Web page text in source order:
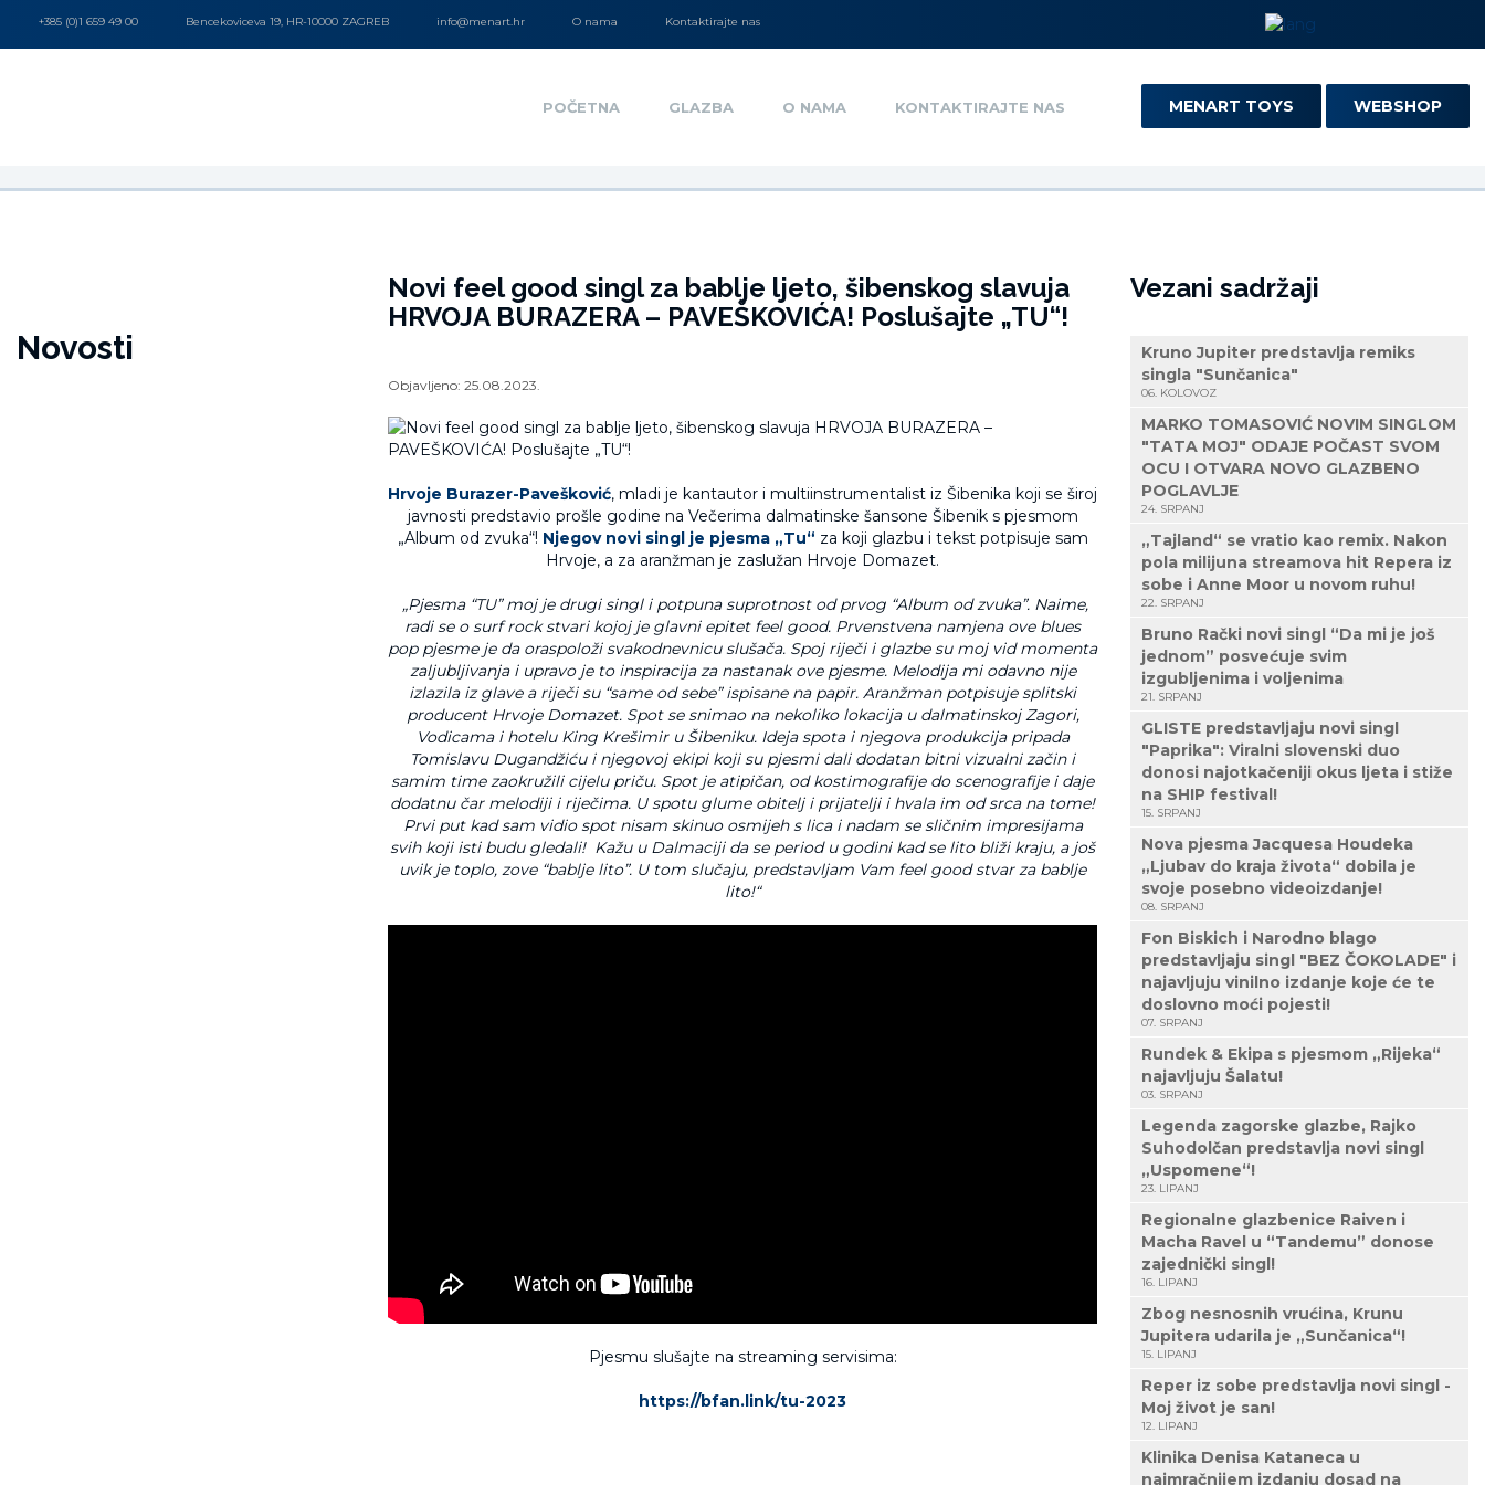
+385 (0)1 659 49 00 Bencekoviceva 19, HR-10000 ZAGREB info@menart.hr O nama Kontaktirajte nas
POČETNA GLAZBA O NAMA KONTAKTIRAJTE NAS MENART TOYS WEBSHOP
Novosti
Novi feel good singl za bablje ljeto, šibenskog slavuja
HRVOJA BURAZERA – PAVEŠKOVIĆA! Poslušajte „TU“!
Objavljeno: 25.08.2023.
Hrvoje Burazer-Pavešković, mladi je kantautor i multiinstrumentalist iz Šibenika koji se široj
javnosti predstavio prošle godine na Večerima dalmatinske šansone Šibenik s pjesmom
„Album od zvuka“! Njegov novi singl je pjesma „Tu“ za koji glazbu i tekst potpisuje sam
Hrvoje, a za aranžman je zaslužan Hrvoje Domazet.
„Pjesma “TU” moj je drugi singl i potpuna suprotnost od prvog “Album od zvuka”. Naime,
radi se o surf rock stvari kojoj je glavni epitet feel good. Prvenstvena namjena ove blues
pop pjesme je da oraspoloži svakodnevnicu slušača. Spoj riječi i glazbe su moj vid momenta
zaljubljivanja i upravo je to inspiracija za nastanak ove pjesme. Melodija mi odavno nije
izlazila iz glave a riječi su “same od sebe” ispisane na papir. Aranžman potpisuje splitski
producent Hrvoje Domazet. Spot se snimao na nekoliko lokacija u dalmatinskoj Zagori,
Vodicama i hotelu King Krešimir u Šibeniku. Ideja spota i njegova produkcija pripada
Tomislavu Dugandžiću i njegovoj ekipi koji su pjesmi dali dodatan bitni vizualni začin i
samim time zaokružili cijelu priču. Spot je atipičan, od kostimografije do scenografije i daje
dodatnu čar melodiji i riječima. U spotu glume obitelj i prijatelji i hvala im od srca na tome!
Prvi put kad sam vidio spot nisam skinuo osmijeh s lica i nadam se sličnim impresijama
svih koji isti budu gledali! Kažu u Dalmaciji da se period u godini kad se lito bliži kraju, a još
uvik je toplo, zove “bablje lito”. U tom slučaju, predstavljam Vam feel good stvar za bablje
lito!“
Pjesmu slušajte na streaming servisima:
https://bfan.link/tu-2023
Vezani sadržaji
Kruno Jupiter predstavlja remiks
singla "Sunčanica"
06. KOLOVOZ
MARKO TOMASOVIĆ NOVIM SINGLOM
"TATA MOJ" ODAJE POČAST SVOM
OCU I OTVARA NOVO GLAZBENO
POGLAVLJE
24. SRPANJ
„Tajland“ se vratio kao remix. Nakon
pola milijuna streamova hit Repera iz
sobe i Anne Moor u novom ruhu!
22. SRPANJ
Bruno Rački novi singl “Da mi je još
jednom” posvećuje svim
izgubljenima i voljenima
21. SRPANJ
GLISTE predstavljaju novi singl
"Paprika": Viralni slovenski duo
donosi najotkačeniji okus ljeta i stiže
na SHIP festival!
15. SRPANJ
Nova pjesma Jacquesa Houdeka
„Ljubav do kraja života“ dobila je
svoje posebno videoizdanje!
08. SRPANJ
Fon Biskich i Narodno blago
predstavljaju singl "BEZ ČOKOLADE" i
najavljuju vinilno izdanje koje će te
doslovno moći pojesti!
07. SRPANJ
Rundek & Ekipa s pjesmom „Rijeka“
najavljuju Šalatu!
03. SRPANJ
Legenda zagorske glazbe, Rajko
Suhodolčan predstavlja novi singl
„Uspomene“!
23. LIPANJ
Regionalne glazbenice Raiven i
Macha Ravel u “Tandemu” donose
zajednički singl!
16. LIPANJ
Zbog nesnosnih vrućina, Krunu
Jupitera udarila je „Sunčanica“!
15. LIPANJ
Reper iz sobe predstavlja novi singl -
Moj život je san!
12. LIPANJ
Klinika Denisa Kataneca u
najmračnijem izdanju dosad na